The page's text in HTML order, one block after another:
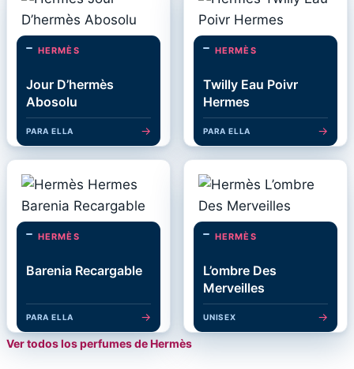
HERMÈS
Jour D’hermès
Abosolu
PARA ELLA →
HERMÈS
Twilly Eau Poivr
Hermes
PARA ELLA →
HERMÈS
Barenia Recargable
PARA ELLA →
HERMÈS
L’ombre Des
Merveilles
UNISEX
→
Ver todos los perfumes de Hermès